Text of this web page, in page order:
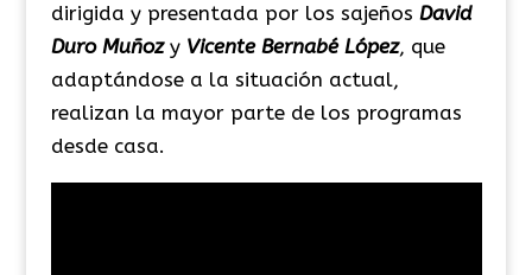
dirigida y presentada por los sajeños David
Duro Muñozy Vicente Bernabé López, que
adaptándose a la situación actual,
realizan la mayor parte de los programas
desde casa.